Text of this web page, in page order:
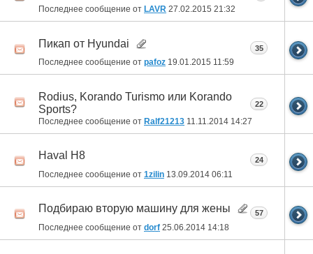
Последнее сообщение от LAVR 27.02.2015 21:32
Пикап от Hyundai
Последнее сообщение от pafoz 19.01.2015 11:59
35
Rodius, Korando Turismo или Korando
Sports?
Последнее сообщение от Ralf21213 11.11.2014 14:27
22
Haval H8
Последнее сообщение от 1zilin 13.09.2014 06:11
24
Подбираю вторую машину для жены
Последнее сообщение от dorf 25.06.2014 14:18
57